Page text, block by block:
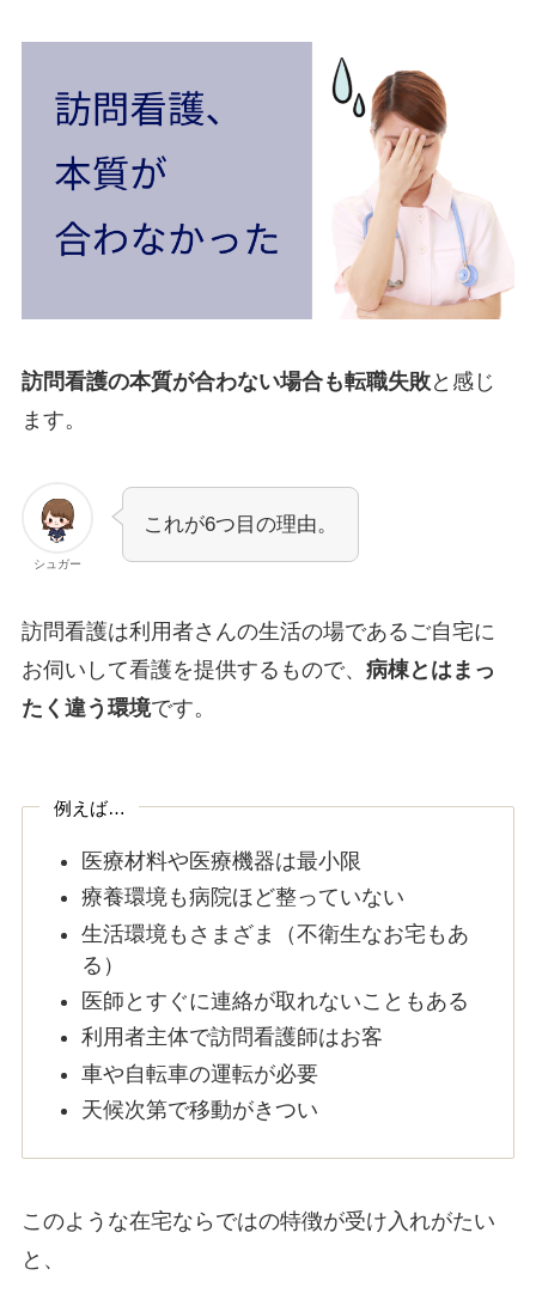
訪問看護の本質が合わない場合も転職失敗と感じ
ます。
シュガー
これが6つ目の理由。
訪問看護は利用者さんの生活の場であるご自宅に
お伺いして看護を提供するもので、 病棟とはまっ
たく違う環境です。
例えば…
医療材料や医療機器は最小限
療養環境も病院ほど整っていない
生活環境もさまざま（不衛生なお宅もあ
る）
医師とすぐに連絡が取れないこともある
利用者主体で訪問看護師はお客
車や自転車の運転が必要
天候次第で移動がきつい
このような在宅ならではの特徴が受け入れがたい
と、